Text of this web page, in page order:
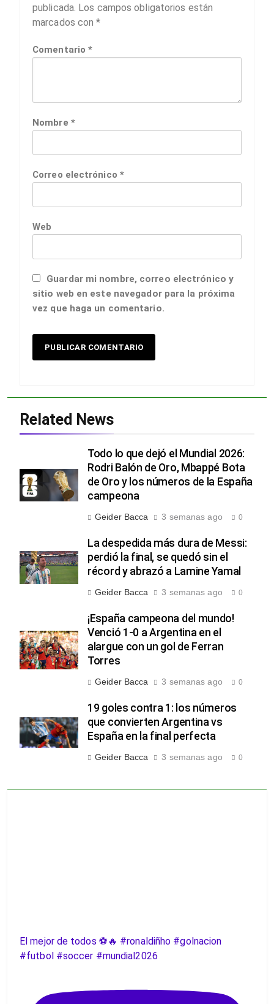
publicada. Los campos obligatorios están
marcados con*
Comentario*
Nombre *
Correo electrónico *
Web
Guardar mi nombre, correo electrónico y
sitio web en este navegador para la próxima
vez que haga un comentario.
Related News
Todo lo que dejó el Mundial 2026:
Rodri Balón de Oro, Mbappé Bota
de Oro y los números de la España
campeona
Geider Bacca 3 semanas ago 0
La despedida más dura de Messi:
perdió la final, se quedó sin el
récord y abrazó a Lamine Yamal
Geider Bacca 3 semanas ago 0
¡España campeona del mundo!
Venció 1-0 a Argentina en el
alargue con un gol de Ferran
Torres
Geider Bacca 3 semanas ago 0
19 goles contra 1: los números
que convierten Argentina vs
España en la final perfecta
Geider Bacca 3 semanas ago 0
El mejor de todos ⚽️🔥 #ronaldiñho #golnacion
#futbol #soccer #mundial2026